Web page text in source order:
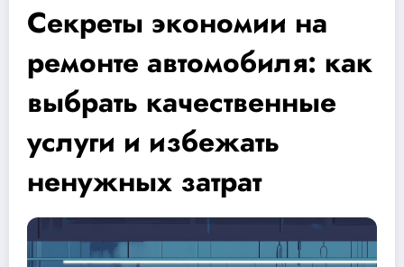
Секреты экономии на
ремонте автомобиля: как
выбрать качественные
услуги и избежать
ненужных затрат